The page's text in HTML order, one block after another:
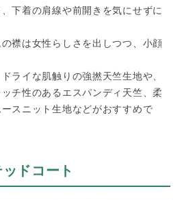
下着の肩線や前開きを気にせずに
襟は女性らしさを出しつつ、小顔
ライな肌触りの強撚天竺生地や、
チ性のあるエスパンディ天竺、柔
スニット生地などがおすすめで
ドコート